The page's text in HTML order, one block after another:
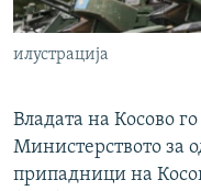
илустрација
Владата на Косово
Министерството за
припадници на